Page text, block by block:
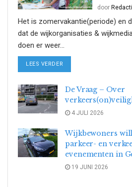
door
Het is zomervakantie(periode) en
dat de wijkorganisaties &
doen er weer...
LEES VERDER
De Vraag – Over
4 JULI 2026
Wijkbewoners
parkeer- en
evenementen in
19 JUNI 2026